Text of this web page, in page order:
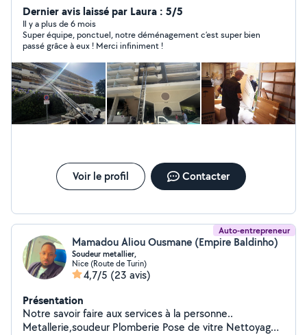
Dernier avis laissé par Laura : 5/5
Il y a plus de 6 mois
Super équipe, ponctuel, notre déménagement c’est super bien
passé grâce à eux ! Merci infiniment !
Voir le profil Contacter
Auto-entrepreneur
Mamadou Aliou Ousmane (Empire Baldinho)
Soudeur metallier,
Nice (Route de Turin)
4,7/5 (23 avis)
Présentation
Notre savoir faire aux services à la personne..
Metallerie,soudeur Plomberie Pose de vitre Nettoyage